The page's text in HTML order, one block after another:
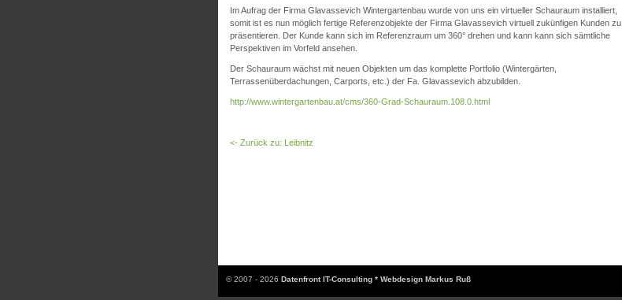
Im Aufrag der Firma Glavassevich Wintergartenbau wurde von uns ein virtueller Schauraum installiert,
somit ist es nun möglich fertige Referenzobjekte der Firma Glavassevich virtuell zukünfigen Kunden zu
präsentieren. Der Kunde kann sich im Referenzraum um 360° drehen und kann kann sich sämtliche
Perspektiven im Vorfeld ansehen.
Der Schauraum wächst mit neuen Objekten um das komplette Portfolio (Wintergärten,
Terrassenüberdachungen, Carports, etc.) der Fa. Glavassevich abzubilden.
http://www.wintergartenbau.at/cms/360-Grad-Schauraum.108.0.html
<- Zurück zu: Leibnitz
© 2007 - 2026 Datenfront IT-Consulting * Webdesign Markus Ruß